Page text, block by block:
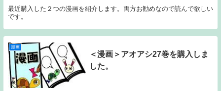
最近購入した２つの漫画を紹介します。両方お勧めなので読んで欲しい
です。
漫画
＜漫画＞アオアシ27巻を購入しま
した。